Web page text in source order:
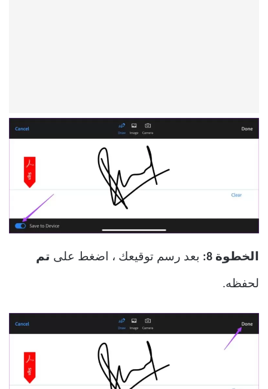
الخطوة 8: بعد رسم توقيعك ، اضغط على تم
لحفظه.